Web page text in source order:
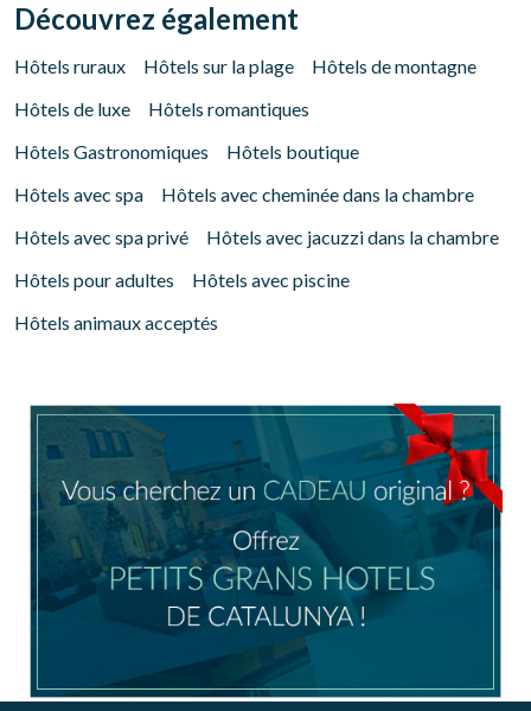
Découvrez également
Hôtels ruraux Hôtels sur la plage
Hôtels de montagne
Hôtels de luxe
Hôtels romantiques
Hôtels Gastronomiques
Hôtels boutique
Hôtels avec spa
Hôtels avec cheminée dans la chambre
Hôtels avec spa privé
Hôtels avec jacuzzi dans la chambre
Hôtels pour adultes
Hôtels avec piscine
Hôtels animaux acceptés